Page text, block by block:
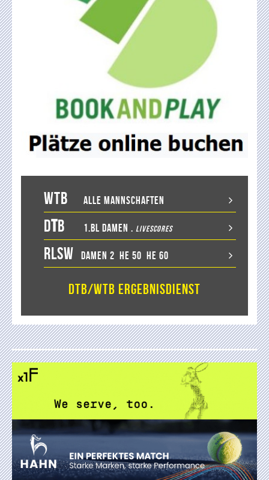
WTB Alle Mannschaften
DTB 1.BL Damen . LiveScores
RLSW Damen 2 He 50 He 60
DTB/WTB Ergebnisdienst